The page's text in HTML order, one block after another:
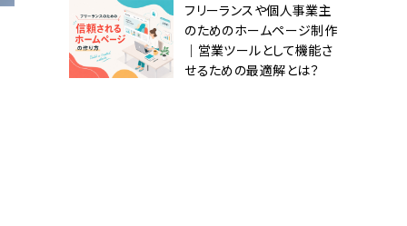
フリーランスや個人事業主
のためのホームページ制作
｜営業ツールとして機能さ
せるための最適解とは？